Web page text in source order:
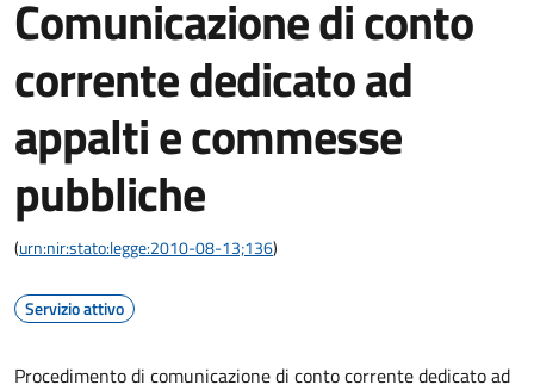
Comunicazione di conto
corrente dedicato ad
appalti e commesse
pubbliche
(urn:nir:stato:legge:2010-08-13;136)
Servizio attivo
Procedimento di comunicazione di conto corrente dedicato ad